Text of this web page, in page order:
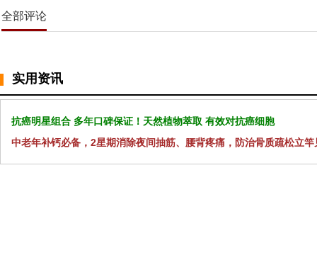
全部评论
实用资讯
抗癌明星组合 多年口碑保证！天然植物萃取 有效对抗癌细胞
中老年补钙必备，2星期消除夜间抽筋、腰背疼痛，防治骨质疏松立竿